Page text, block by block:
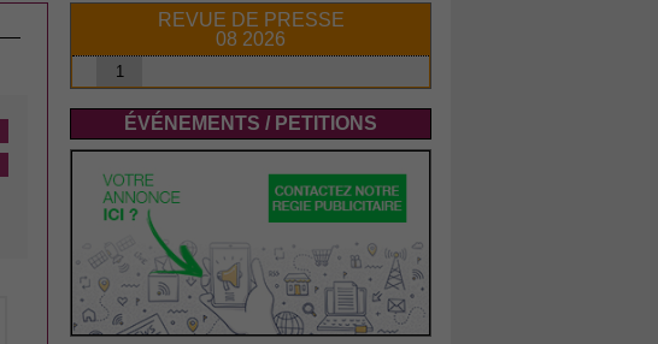
REVUE DE PRESSE
08 2026
1
ÉVÉNEMENTS / PETITIONS